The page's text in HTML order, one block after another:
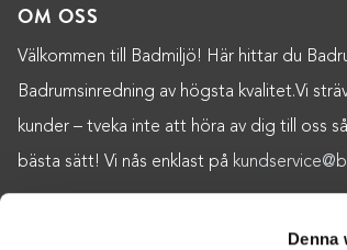
Denna
OM OSS
Välkommen till Badmiljö! Här hittar du
Badrumsinredning av högsta kvalitet.Vi
kunder – tveka inte att höra av dig till oss
bästa sätt! Vi nås enklast på